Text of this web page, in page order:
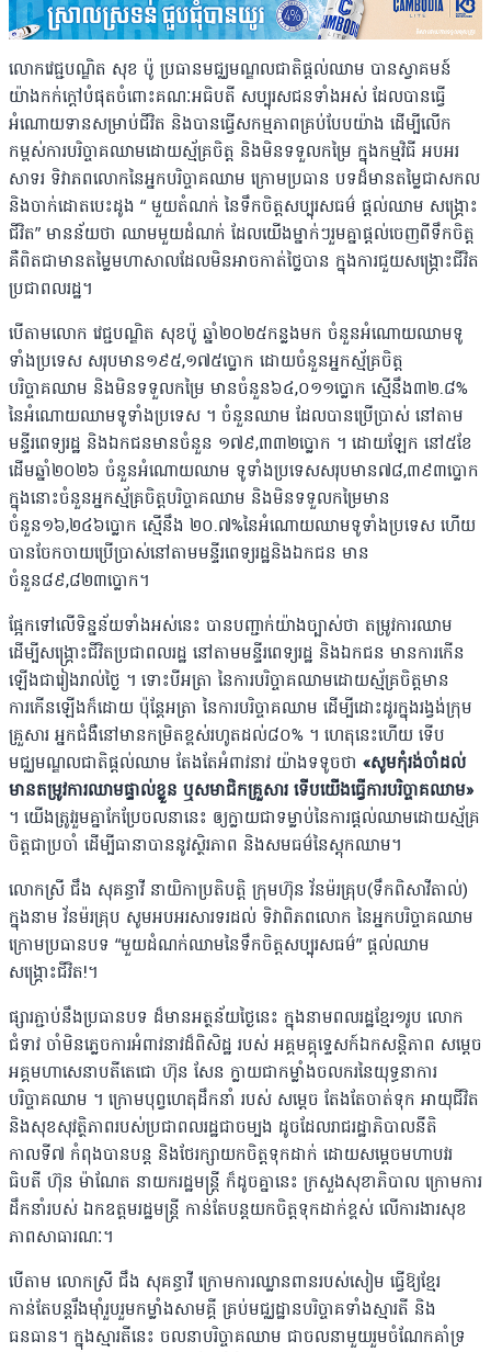
លោកវេជ្ជបណ្ឌិត សុខ ប៉ូ ប្រធានមជ្ឈមណ្ឌលជាតិផ្តល់ឈាម បានស្វាគមន៍
យ៉ាងកក់ក្ដៅបំផុតចំពោះគណៈអធិបតី សប្បុរសជនទាំងអស់ ដែលបានធ្វើ
អំណោយទានសម្រាប់ជីវិត និងបានធ្វើសកម្មភាពគ្រប់បែបយ៉ាង ដើម្បីលើក
កម្ពស់ការបរិច្ចាគឈាមដោយស្ម័គ្រចិត្ដ និងមិនទទួលកម្រៃ ក្នុងកម្មវិធី អបអរ
សាទរ ទិវាភពលោកនៃអ្នកបរិច្ចាគឈាម ក្រោមប្រធាន បទដ៏មានតម្លៃជាសកល
និងចាក់ដោតបេះដូង “ មួយតំណក់ នៃទឹកចិត្តសប្បុរសធម៌ ផ្តល់ឈាម សង្គ្រោះ
ជីវិត” មានន័យថា ឈាមមួយដំណក់ ដែលយើងម្នាក់ៗរួមគ្នាផ្ដល់ចេញពីទឹកចិត្ដ
គឺពិតជាមានតម្លៃមហាសាលដែលមិនអាចកាត់ថ្លៃបាន ក្នុងការជួយសង្គ្រោះជីវិត
ប្រជាពលរដ្ឋ។
បើតាមលោក វេជ្ជបណ្ឌិត សុខប៉ូ ឆ្នាំ២០២៥កន្លងមក ចំនួនអំណោយឈាមទូ
ទាំងប្រទេស សរុបមាន១៩៥,១៧៥ប្លោក ដោយចំនួនអ្នកស្ម័គ្រចិត្ដ
បរិច្ចាគឈាម និងមិនទទួលកម្រៃ មានចំនួន៦៤,០១១ប្លោក ស្មើនឹង៣២.៨%
នៃអំណោយឈាមទូទាំងប្រទេស ។ ចំនួនឈាម ដែលបានប្រើប្រាស់ នៅតាម
មន្ទីរពេទ្យរដ្ឋ និងឯកជនមានចំនួន ១៧៩,៣៣២ប្លោក ។ ដោយឡែក នៅ៥ខែ
ដើមឆ្នាំ២០២៦ ចំនួនអំណោយឈាម ទូទាំងប្រទេសសរុបមាន៧៨,៣៩៣ប្លោក
ក្នុងនោះចំនួនអ្នកស្ម័គ្រចិត្ដបរិច្ចាគឈាម និងមិនទទួលកម្រៃមាន
ចំនួន១៦,២៤៦ប្លោក ស្មើនឹង ២០.៧%នៃអំណោយឈាមទូទាំងប្រទេស ហើយ
បានចែកចាយប្រើប្រាស់នៅតាមមន្ទីរពេទ្យរដ្ឋនិងឯកជន មាន
ចំនួន៨៩,៨២៣ប្លោក។
ផ្អែកទៅលើទិន្នន័យទាំងអស់នេះ បានបញ្ជាក់យ៉ាងច្បាស់ថា តម្រូវការឈាម
ដើម្បីសង្គ្រោះជីវិតប្រជាពលរដ្ឋ នៅតាមមន្ទីរពេទ្យរដ្ឋ និងឯកជន មានការកើន
ឡើងជារៀងរាល់ថ្ងៃ ។ ទោះបីអត្រា នៃការបរិច្ចាគឈាមដោយស្ម័គ្រចិត្ដមាន
ការកើនឡើងក៏ដោយ ប៉ុន្ដែអត្រា នៃការបរិច្ចាគឈាម ដើម្បីដោះដូរក្នុងរង្វង់ក្រុម
គ្រួសារ អ្នកជំងឺនៅមានកម្រិតខ្ពស់រហូតដល់៨០% ។ ហេតុនេះហើយ ទើប
មជ្ឈមណ្ឌលជាតិផ្តល់ឈាម តែងតែអំពាវនាវ យ៉ាងទទូចថា «សូមកុំរង់ចាំដល់
មានតម្រូវការឈាមផ្ទាល់ខ្លួន ឬសមាជិកគ្រួសារ ទើបយើងធ្វើការបរិច្ចាគឈាម»
។ យើងត្រូវរួមគ្នាកែប្រែចលនានេះ ឲ្យក្លាយជាទម្លាប់នៃការផ្តល់ឈាមដោយស្ម័គ្រ
ចិត្តជាប្រចាំ ដើម្បីធានាបាននូវស្ថិរភាព និងសមធម៌នៃស្ដុកឈាម។
លោកស្រី ជឹង សុគន្ធាវី នាយិកាប្រតិបត្តិ ក្រុមហ៊ុន វ័នម៉រគ្រុប(ទឹកពិសាវីតាល់)
ក្នុងនាម វ័នម៉រគ្រុប សូមអបអរសារទរដល់ ទិវាពិភពលោក នៃអ្នកបរិច្ចាគឈាម
ក្រោមប្រធានបទ “មួយដំណក់ឈាមនៃទឹកចិត្តសប្បុរសធម៌” ផ្ដល់ឈាម
សង្រ្គោះជីវិត!។
ផ្សារភ្ជាប់នឹងប្រធានបទ ដ៏មានអត្ថន័យថ្ងៃនេះ ក្នុងនាមពលរដ្ឋខ្មែរ១រូប លោក
ជំទាវ ចាំមិនភ្លេចការអំពាវនាវដ៏ពិសិដ្ឋ របស់ អគ្គមគ្គុទ្ទេសក៍ឯកសន្តិភាព សម្តេច
អគ្គមហាសេនាបតីតេជោ ហ៊ុន សែន ក្លាយជាកម្លាំងចលករនៃយុទ្ធនាការ
បរិច្ចាគឈាម ។ ក្រោមបុព្វហេតុដឹកនាំ របស់ សម្តេច តែងតែចាត់ទុក អាយុជីវិត
និងសុខសុវត្ថិភាពរបស់ប្រជាពលរដ្ឋជាចម្បង ដូចដែលរាជរដ្ឋាភិបាលនីតិ
កាលទី៧ កំពុងបានបន្ត និងថែរក្សាយកចិត្តទុកដាក់ ដោយសម្តេចមហាបវរ
ធិបតី ហ៊ុន ម៉ាណែត នាយករដ្ឋមន្ត្រី ក៏ដូចគ្នានេះ ក្រសួងសុខាភិបាល ក្រោមការ
ដឹកនាំរបស់ ឯកឧត្តមរដ្ឋមន្ត្រី កាន់តែបន្តយកចិត្តទុកដាក់ខ្ពស់ លើការងារសុខ
ភាពសាធារណៈ។
បើតាម លោកស្រី ជឹង សុគន្ធាវី ក្រោមការឈ្លានពានរបស់សៀម ធ្វើឱ្យខ្មែរ
កាន់តែបន្តរឹងម៉ាំរួបរួមកម្លាំងសាមគ្គី គ្រប់មជ្ឈដ្ឋានបរិច្ចាគទាំងស្មារតី និង
ធនធាន។ ក្នុងស្មារតីនេះ ចលនាបរិច្ចាគឈាម ជាចលនាមួយរួមចំណែកគាំទ្រ